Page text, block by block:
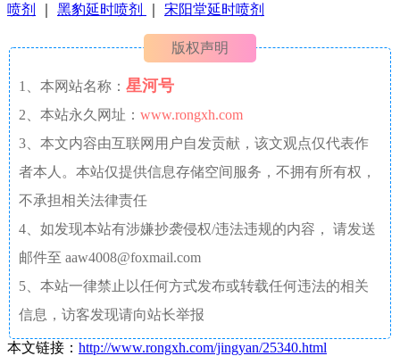
喷剂
黑豹延时喷剂 宋阳堂延时喷剂
版权声明
1、本网站名称： 星河号
2、本站永久网址： www.rongxh.com
3、本文内容由互联网用户自发贡献，该文观点仅代表作
者本人。本站仅提供信息存储空间服务，不拥有所有权，
不承担相关法律责任
4、如发现本站有涉嫌抄袭侵权/违法违规的内容， 请发送
邮件至 aaw4008@foxmail.com
5、本站一律禁止以任何方式发布或转载任何违法的相关
信息，访客发现请向站长举报
本文链接： http://www.rongxh.com/jingyan/25340.html